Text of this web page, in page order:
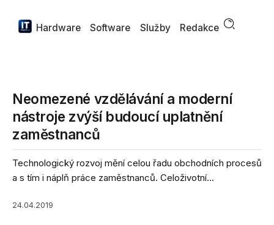
Hardware Software Služby Redakce
Neomezené vzdělávání a moderní
nástroje zvýší budoucí uplatnění
zaměstnanců
Technologický rozvoj mění celou řadu obchodních procesů
a s tím i náplň práce zaměstnanců. Celoživotní...
24.04.2019